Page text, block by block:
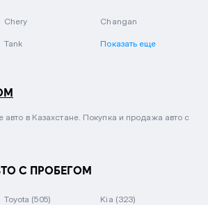
Chery Changan
Tank Показать еще
в Казахстане. Покупка и продажа авто с
С ПРОБЕГОМ
Toyota (505) Kia (323)